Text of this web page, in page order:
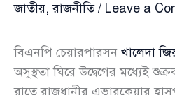
জাতীয়,রাজনীতি/ Leave a
বিএনপি চেয়ারপারসন খালেদা
অসুস্থতা ঘিরে উদ্বেগের মধ্যেই
রাতে রাজধানীর এভারকেয়ার